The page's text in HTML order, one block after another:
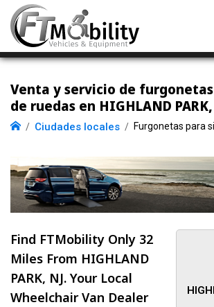
Venta y servicio de
de ruedas en HIGHLAND
Ciudades locales Furgonetas para
Find FTMobility Only 32
Miles From HIGHLAND
PARK, NJ. Your Local
Wheelchair Van Dealer